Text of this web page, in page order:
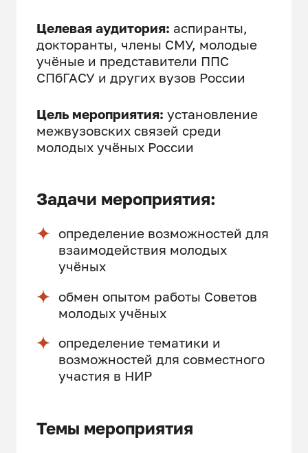
Целевая аудитория: аспиранты,
докторанты, члены СМУ, молодые
учёные и представители ППС
СПбГАСУ и других вузов России
Цель мероприятия:установление
межвузовских связей среди
молодых учёных России
Задачи мероприятия:
определение возможностей для
взаимодействия молодых
учёных
обмен опытом работы Советов
молодых учёных
определение тематики и
возможностей для совместного
участия в НИР
Темы мероприятия